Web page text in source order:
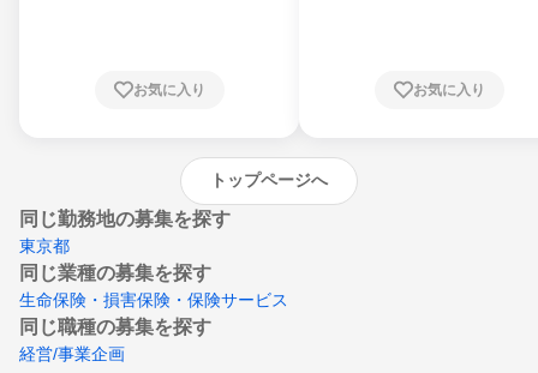
崎県、熊本県、大分県、宮崎県、鹿児島県、
お気に入り お気に入り
トップページへ
同じ勤務地の募集を探す
東京都
同じ業種の募集を探す
生命保険・損害保険・保険サービス
同じ職種の募集を探す
経営/事業企画